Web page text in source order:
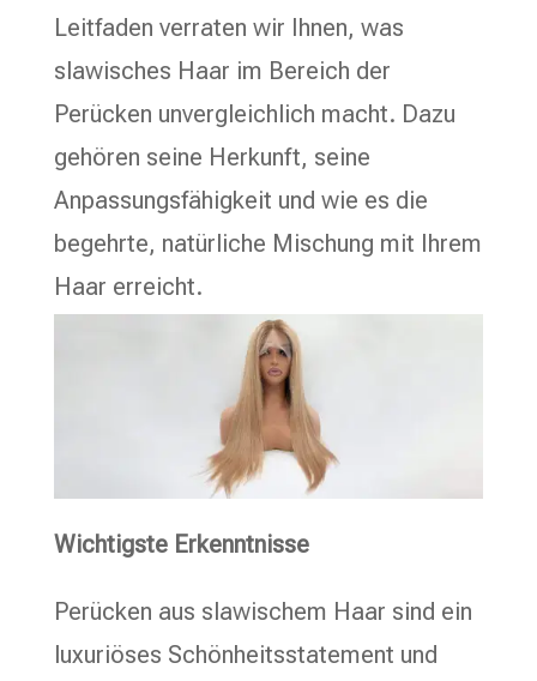
Leitfaden verraten wir Ihnen, was
slawisches Haar im Bereich der
Perücken unvergleichlich macht. Dazu
gehören seine Herkunft, seine
Anpassungsfähigkeit und wie es die
begehrte, natürliche Mischung mit Ihrem
Haar erreicht.
Wichtigste Erkenntnisse
Perücken aus slawischem Haar sind ein
luxuriöses Schönheitsstatement und